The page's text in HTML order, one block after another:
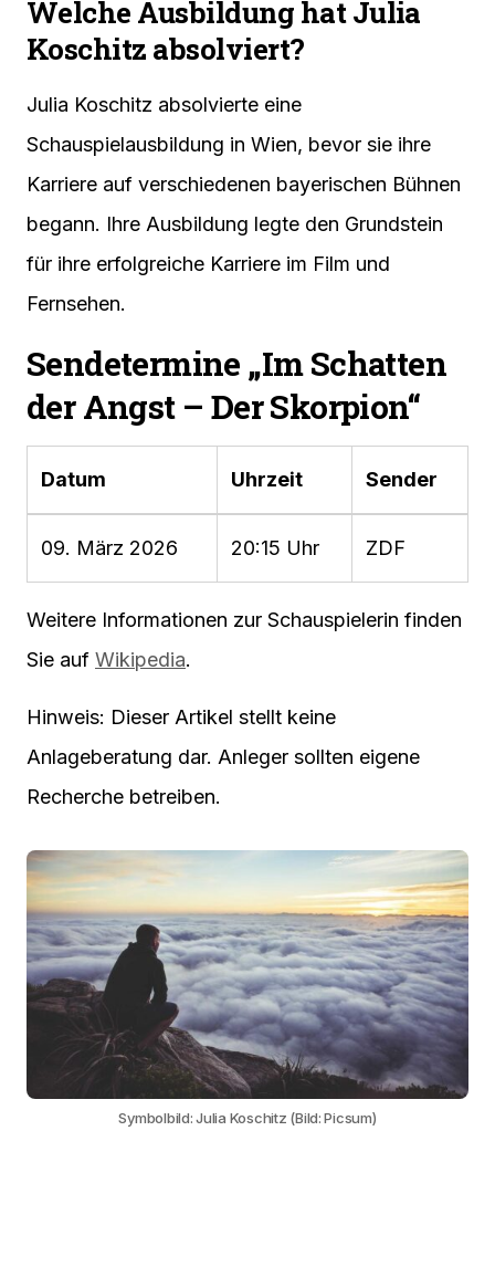
Welche Ausbildung hat Julia
Koschitz absolviert?
Julia Koschitz absolvierte eine
Schauspielausbildung in Wien, bevor sie ihre
Karriere auf verschiedenen bayerischen Bühnen
begann. Ihre Ausbildung legte den Grundstein
für ihre erfolgreiche Karriere im Film und
Fernsehen.
Sendetermine „Im Schatten
der Angst – Der Skorpion“
Datum Uhrzeit Sender
09. März 2026 20:15 Uhr ZDF
Weitere Informationen zur Schauspielerin finden
Sie auf Wikipedia.
Hinweis: Dieser Artikel stellt keine
Anlageberatung dar. Anleger sollten eigene
Recherche betreiben.
Symbolbild: Julia Koschitz (Bild: Picsum)